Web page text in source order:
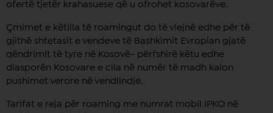
ofertë tjetër krahasuese që u ofrohet kosovarëve.
Çmimet e këtilla të roamingut do të vlejnë edhe për të
gjithë shtetasit e vendeve të Bashkimit Evropian gjatë
qëndrimit të tyre në Kosovë- përfshirë këtu edhe
diasporën Kosovare e cila në numër të madh kalon
pushimet verore në vendlindje.
Tarifat e reja për roaming me numrat mobil IPKO në